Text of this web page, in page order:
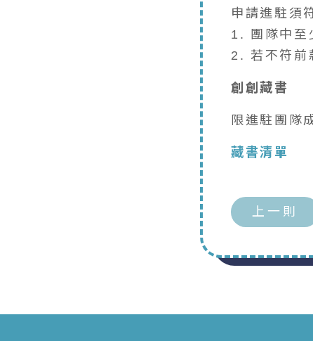
申請進駐須
1. 團隊中至
2. 若不符前
創創藏書
限進駐團隊
藏書清單
上一則